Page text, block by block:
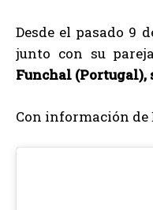
Desde el pasado 9
junto con su
Funchal
Con información de